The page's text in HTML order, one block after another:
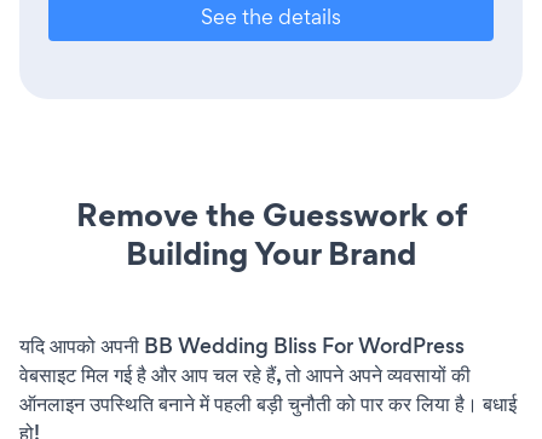
See the details
Remove the Guesswork of
Building Your Brand
यदि आपको अपनी BB Wedding Bliss For WordPress
वेबसाइट मिल गई है और आप चल रहे हैं, तो आपने अपने व्यवसायों की
ऑनलाइन उपस्थिति बनाने में पहली बड़ी चुनौती को पार कर लिया है। बधाई
हो!